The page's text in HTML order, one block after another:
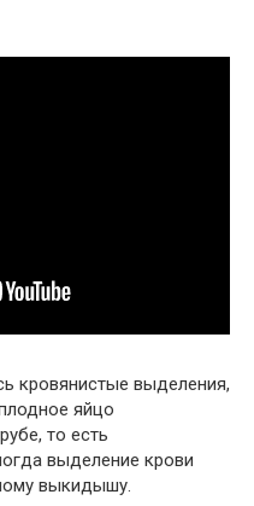
кровянистые выделения,
яйцо
то есть
выделение крови
выкидышу.